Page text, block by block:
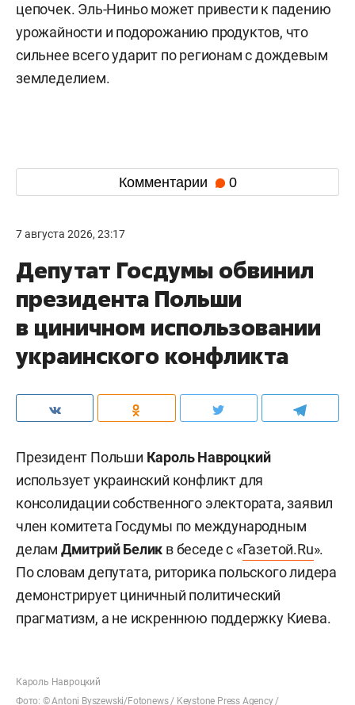
цепочек. Эль-Ниньо может привести к падению
урожайности и подорожанию продуктов, что
сильнее всего ударит по регионам с дождевым
земледелием.
Комментарии 0
7 августа 2026, 23:17
Депутат Госдумы обвинил
президента Польши
в циничном использовании
украинского конфликта
Президент Польши Кароль Навроцкий
использует украинский конфликт для
консолидации собственного электората, заявил
член комитета Госдумы по международным
делам Дмитрий Белик в беседе с «Газетой.Ru».
По словам депутата, риторика польского лидера
демонстрирует циничный политический
прагматизм, а не искреннюю поддержку Киева.